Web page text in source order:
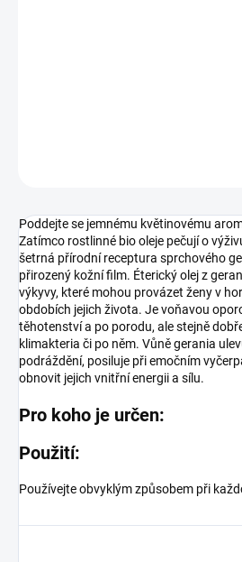
Poddejte se jemnému květinovému
Zatímco rostlinné bio oleje pečují o
šetrná přírodní receptura sprchového
přirozený kožní film. Éterický olej z
výkyvy, které mohou provázet ženy v
obdobích jejich života. Je voňavou
těhotenství a po porodu, ale stejně
klimakteria či po něm. Vůně gerania
podráždění, posiluje při emočním
obnovit jejich vnitřní energii a sílu.
Pro koho je určen:
Použití:
Používejte obvyklým způsobem při